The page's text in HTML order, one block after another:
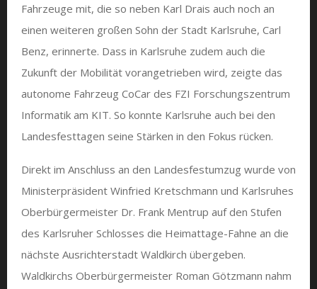
Fahrzeuge mit, die so neben Karl Drais auch noch an
einen weiteren großen Sohn der Stadt Karlsruhe, Carl
Benz, erinnerte. Dass in Karlsruhe zudem auch die
Zukunft der Mobilität vorangetrieben wird, zeigte das
autonome Fahrzeug CoCar des FZI Forschungszentrum
Informatik am KIT. So konnte Karlsruhe auch bei den
Landesfesttagen seine Stärken in den Fokus rücken.
Direkt im Anschluss an den Landesfestumzug wurde von
Ministerpräsident Winfried Kretschmann und Karlsruhes
Oberbürgermeister Dr. Frank Mentrup auf den Stufen
des Karlsruher Schlosses die Heimattage-Fahne an die
nächste Ausrichterstadt Waldkirch übergeben.
Waldkirchs Oberbürgermeister Roman Götzmann nahm